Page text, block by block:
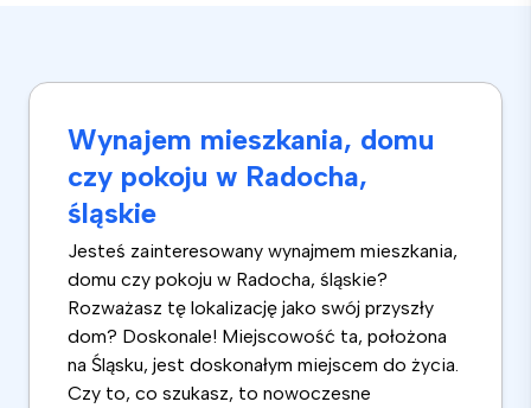
Wynajem mieszkania, domu
czy pokoju w Radocha,
śląskie
Jesteś zainteresowany wynajmem mieszkania,
domu czy pokoju w Radocha, śląskie?
Rozważasz tę lokalizację jako swój przyszły
dom? Doskonale! Miejscowość ta, położona
na Śląsku, jest doskonałym miejscem do życia.
Czy to, co szukasz, to nowoczesne